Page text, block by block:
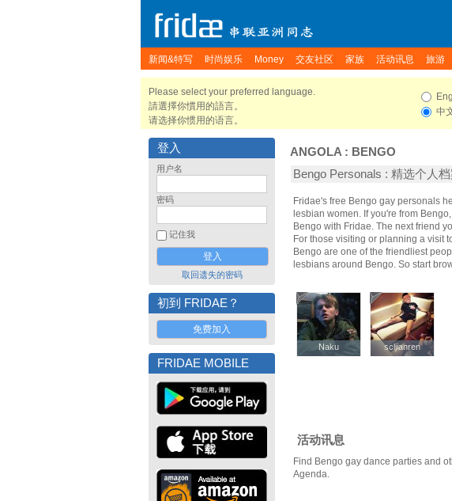
新闻&特写 时尚娱乐 Money 交友社区 家族 活动讯息 旅游
Please select your preferred language.
請選擇你慣用的語言。
请选择你惯用的语言。
中
登入
用户名
密码
记住我
取回遗失的密码
初到 FRIDAE？
免费加入
FRIDAE MOBILE
ANGOLA : BENGO
Bengo Personals : 精选个人档
Fridae's free Bengo gay personals
lesbian women. If you're from
Bengo with Fridae. The next friend
For those visiting or planning a visit
Bengo are one of the friendliest
lesbians around Bengo. So start
Naku
Naku scljianren
scljianren
活动讯息
Find Bengo gay dance parties and
Agenda.